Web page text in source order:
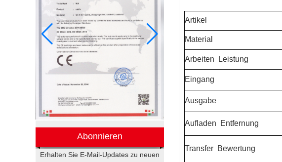
Abonnieren
Erhalten Sie E-Mail-Updates zu neuen
Artikel
Material
Arbeiten Leistung
Eingang
Ausgabe
Aufladen Entfernung
Transfer Bewertung